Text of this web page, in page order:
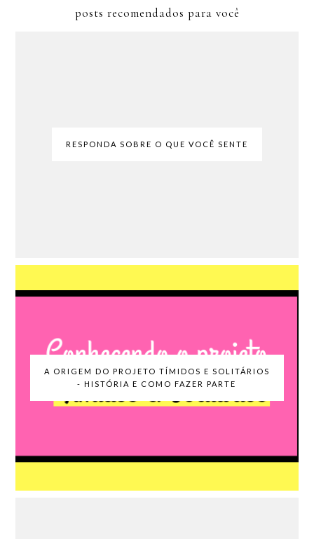
posts recomendados para você
RESPONDA SOBRE O QUE VOCÊ SENTE
A ORIGEM DO PROJETO TÍMIDOS E SOLITÁRIOS
- HISTÓRIA E COMO FAZER PARTE